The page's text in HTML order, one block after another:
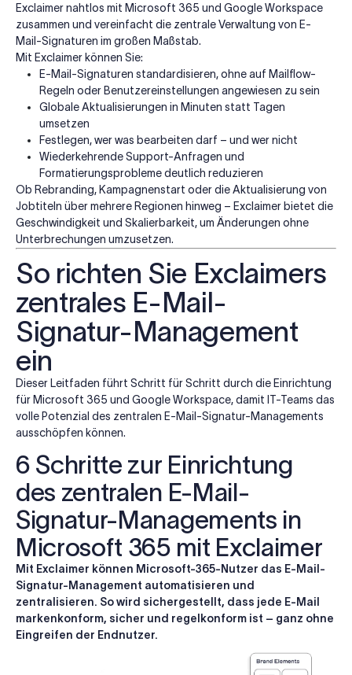
Exclaimer nahtlos mit Microsoft 365 und Google Workspace
zusammen und vereinfacht die zentrale Verwaltung von E-
Mail-Signaturen im großen Maßstab.
Mit Exclaimer können Sie:
E-Mail-Signaturen standardisieren, ohne auf Mailflow-
Regeln oder Benutzereinstellungen angewiesen zu sein
Globale Aktualisierungen in Minuten statt Tagen
umsetzen
Festlegen, wer was bearbeiten darf – und wer nicht
Wiederkehrende Support-Anfragen und
Formatierungsprobleme deutlich reduzieren
Ob Rebranding, Kampagnenstart oder die Aktualisierung von
Jobtiteln über mehrere Regionen hinweg – Exclaimer bietet die
Geschwindigkeit und Skalierbarkeit, um Änderungen ohne
Unterbrechungen umzusetzen.
So richten Sie Exclaimers
zentrales E-Mail-
Signatur-Management
ein
Dieser Leitfaden führt Schritt für Schritt durch die Einrichtung
für Microsoft 365 und Google Workspace, damit IT-Teams das
volle Potenzial des zentralen E-Mail-Signatur-Managements
ausschöpfen können.
6 Schritte zur Einrichtung
des zentralen E-Mail-
Signatur-Managements in
Microsoft 365 mit Exclaimer
Mit Exclaimer können Microsoft-365-Nutzer das E-Mail-
Signatur-Management automatisieren und
zentralisieren. So wird sichergestellt, dass jede E-Mail
markenkonform, sicher und regelkonform ist – ganz ohne
Eingreifen der Endnutzer.